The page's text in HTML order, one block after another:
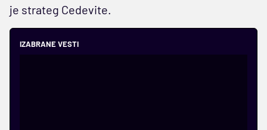
je strateg Cedevite.
IZABRANE VESTI